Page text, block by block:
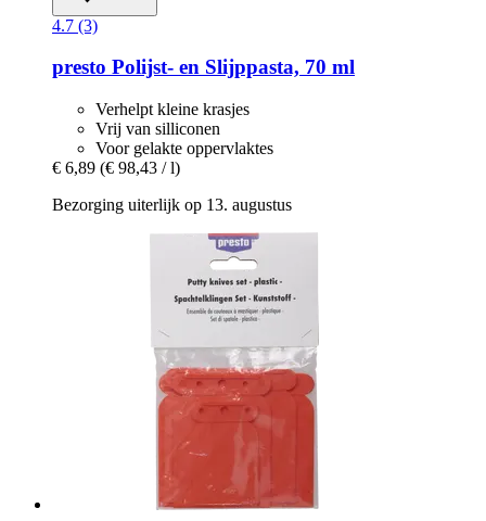
4.7 (3)
presto Polijst-​ en Slijppasta, 70 ml
Verhelpt kleine krasjes
Vrij van silliconen
Voor gelakte oppervlaktes
€ 6,89 (€ 98,43 / l)
Bezorging uiterlijk op 13. augustus